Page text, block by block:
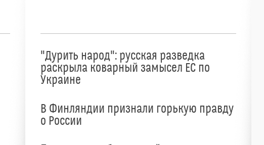
"Дурить народ": русская разведка
раскрыла коварный замысел ЕС по
Украине
В Финляндии признали горькую правду
о России